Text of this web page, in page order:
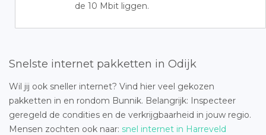
de 10 Mbit liggen.
Snelste internet pakketten in Odijk
Wil jij ook sneller internet? Vind hier veel gekozen
pakketten in en rondom Bunnik. Belangrijk: Inspecteer
geregeld de condities en de verkrijgbaarheid in jouw regio.
Mensen zochten ook naar: snel internet in Harreveld